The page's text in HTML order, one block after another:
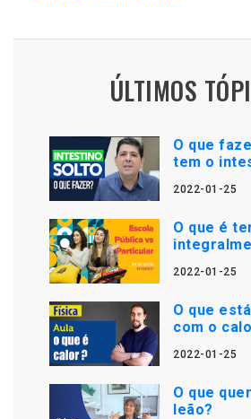
ÚLTIMOS
O que
tem o
2022-01-25
O que é
2022-01-25
O que
com o
2022-01-25
O que
leão?